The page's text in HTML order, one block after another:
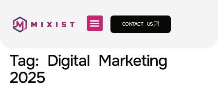
CONTACT US
Tag: Digital Marketing
2025